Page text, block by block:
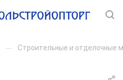
— Строительные и отделочные